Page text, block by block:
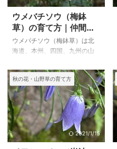
てることが出来た貴重な植物
です。ヨナグニイソマツとい
う種をいただいたので、与那
国産かもしれません。 暖地に
自生する植物なので、冬は玄
すが、その程度の温度があれ
ば枯れることはないようで
す。 イソマツという名前のよ
うに持ち越す ...
ウメバチソウ（梅鉢
草）の育て方｜仲間の
コウメバチソウとシラ
ヒゲソウの特徴
ウメバチソウ（梅鉢草）は北
海道、本州、四国、九州の山
出るような湿地に生える多年
草です。 山地から亜高山帯ま
でかなり広く自生している植
物で、山に登るとよく目にす
る花です。下に自生地で写し
た花がありますが、登山道の
脇に生えているので花の時期
だと見逃すことはありませ
秋の花・山野草の育て方
2021/1/15